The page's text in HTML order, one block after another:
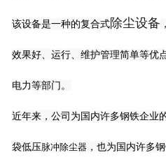
该设备是一种的复合式除尘设备
效果好、运行、维护管理简单等优
电力等部门。
近年来，公司为国内许多钢铁企业
袋低压脉冲除尘器，也为国内许多